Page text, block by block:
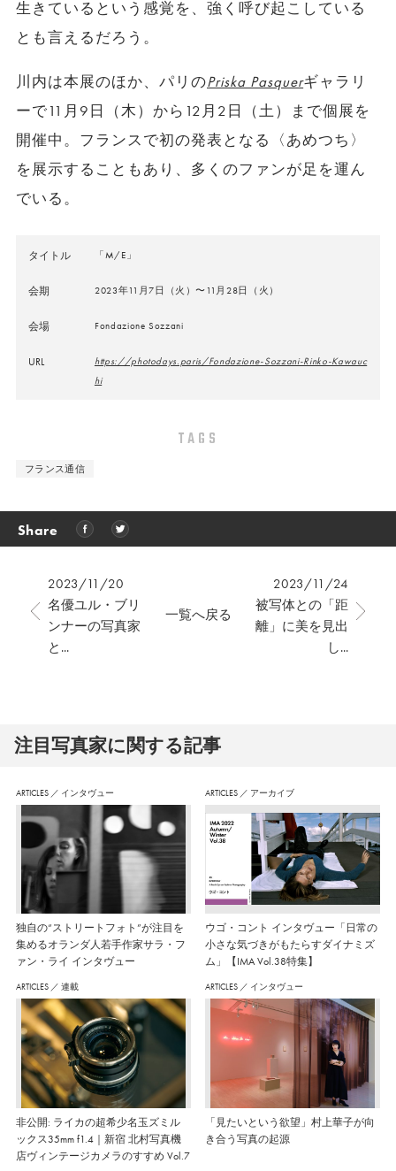
生きているという感覚を、強く呼び起こしている
とも言えるだろう。
川内は本展のほか、パリのPriska Pasquerギャラリ
ーで11月9日（木）から12月2日（土）まで個展を
開催中。フランスで初の発表となる〈あめつち〉
を展示することもあり、多くのファンが足を運ん
でいる。
タイトル 「M/E」
会期 2023年11月7日（火）〜11月28日（火）
会場 Fondazione Sozzani
URL
https://photodays.paris/Fondazione-Sozzani-Rinko-Kawauc
hi
TAGS
フランス通信
Share
2023/11/20
名優ユル・ブリ
ンナーの写真家
と...
2023/11/24
被写体との「距
離」に美を見出
し...
一覧へ戻る
注⽬写真家に関する記事
ARTICLES ／ インタヴュー
独自の“ストリートフォト”が注目を
集めるオランダ人若手作家サラ・フ
ァン・ライ インタヴュー
ARTICLES ／ アーカイブ
ウゴ・コント インタヴュー「日常の
小さな気づきがもたらすダイナミズ
ム」【IMA Vol.38特集】
ARTICLES ／ 連載
非公開: ライカの超希少名玉ズミル
ックス35mm f1.4｜新宿 北村写真機
店ヴィンテージカメラのすすめ Vol.7
ARTICLES ／ インタヴュー
「見たいという欲望」村上華子が向
き合う写真の起源